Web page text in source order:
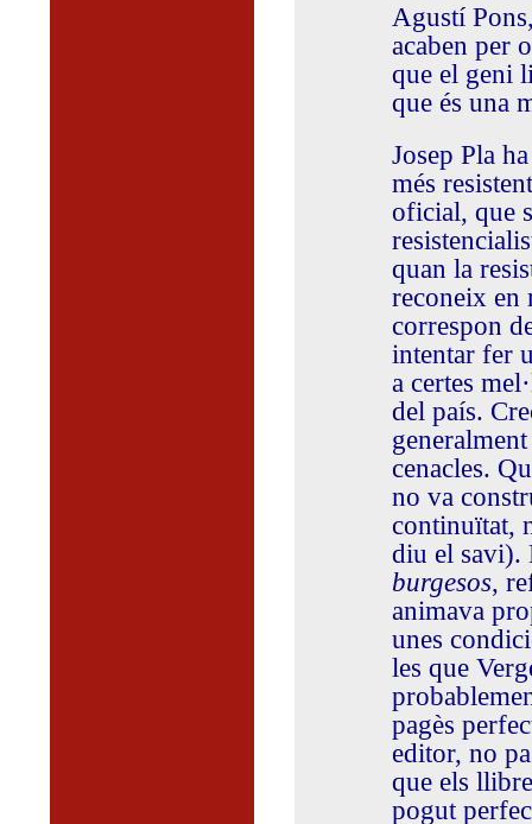
Agustí
acaben per
que el geni
que és una
Josep Pla
més
oficial, que
quan la
reconeix en
correspon
intentar fer
a certes
del país.
cenacles.
no va
continuïtat,
diu el savi).
burgesos,
animava
unes
les que
pagès
editor, no
que els
pogut